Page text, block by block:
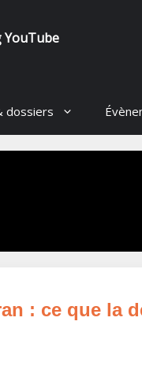
YouTube
dossiers
: ce que la